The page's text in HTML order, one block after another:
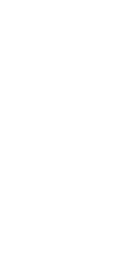
med både færre
erhvervsliv end